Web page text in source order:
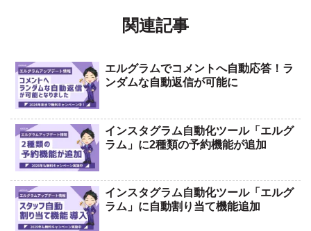
関連記事
エルグラムでコメントへ自動応答！ラ
ンダムな自動返信が可能に
インスタグラム自動化ツール「エルグ
ラム」に2種類の予約機能が追加
インスタグラム自動化ツール「エルグ
ラム」に自動割り当て機能追加